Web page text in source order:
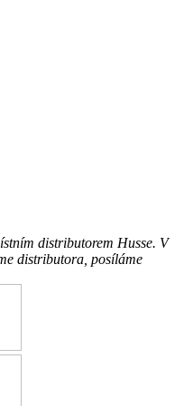
distributorem Husse. V
distributora, posíláme